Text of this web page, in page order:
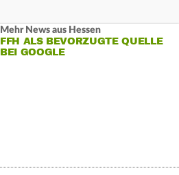
Mehr News aus Hessen
FFH ALS BEVORZUGTE QUELLE
BEI GOOGLE